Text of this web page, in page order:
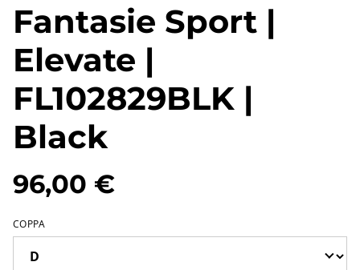
Fantasie Sport |
Elevate |
FL102829BLK |
Black
96,00 €
COPPA